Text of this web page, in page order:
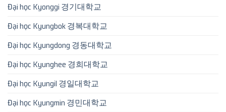
Đại học Kyonggi 경기대학교
Đại học Kyungbok 경복대학교
Đại học Kyungdong 경동대학교
Đại học Kyunghee 경희대학교
Đại học Kyungil 경일대학교
Đại học Kyungmin 경민대학교